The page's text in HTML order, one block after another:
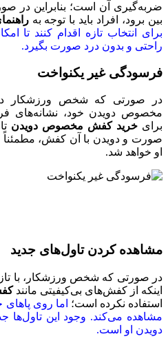
ضربه‌گیری آن است؛ بنابراین در
بین برود، افراد باید با توجه به
برای انتخاب تازه اقدام کنند تا
راحتی و بدون درد صورت بگیرد.
فرسودگی غیر یکنواخت
در صورتی که شخص ورزشکار
مخصوص دویدن خود، نشانه‌های
برای خرید کفش مخصوص دویدن
صورت و دویدن با آن کفش،
او خواهد شد.
مشاهده کردن تاول‌های جدید
در صورتی که شخص ورزشکار، با
اینکه از کفش‌های بی‌کیفیتی مانند
استفاده نکرده است؛ اما روی پا‌های
مشاهده می‌کند. وجود این تاول‌ها
دویدن او است.